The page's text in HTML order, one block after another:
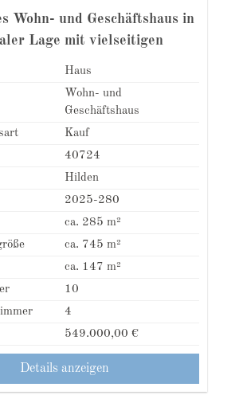
Wohn- und Geschäftshaus in
Lage mit vielseitigen
Haus
Wohn- und
Geschäftshaus
Kauf
40724
Hilden
2025-280
ca. 285 m²
ca. 745 m²
ca. 147 m²
10
4
549.000,00 €
Details anzeigen